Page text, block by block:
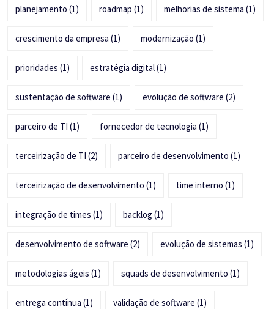
planejamento (1) roadmap (1) melhorias de sistema (1)
crescimento da empresa (1) modernização (1)
prioridades (1) estratégia digital(1)
sustentação de software (1) evolução de software (2)
parceiro de TI (1) fornecedor de tecnologia (1)
terceirização de TI (2) parceiro de desenvolvimento (1)
terceirização de desenvolvimento (1) time interno (1)
integração de times (1) backlog (1)
desenvolvimento de software (2) evolução de sistemas (1)
metodologias ágeis (1) squads de desenvolvimento (1)
entrega contínua (1) validação de software (1)